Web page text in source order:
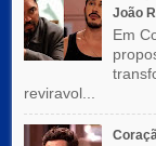
João
Em
reviravol...